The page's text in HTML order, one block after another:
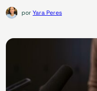
porYara Peres